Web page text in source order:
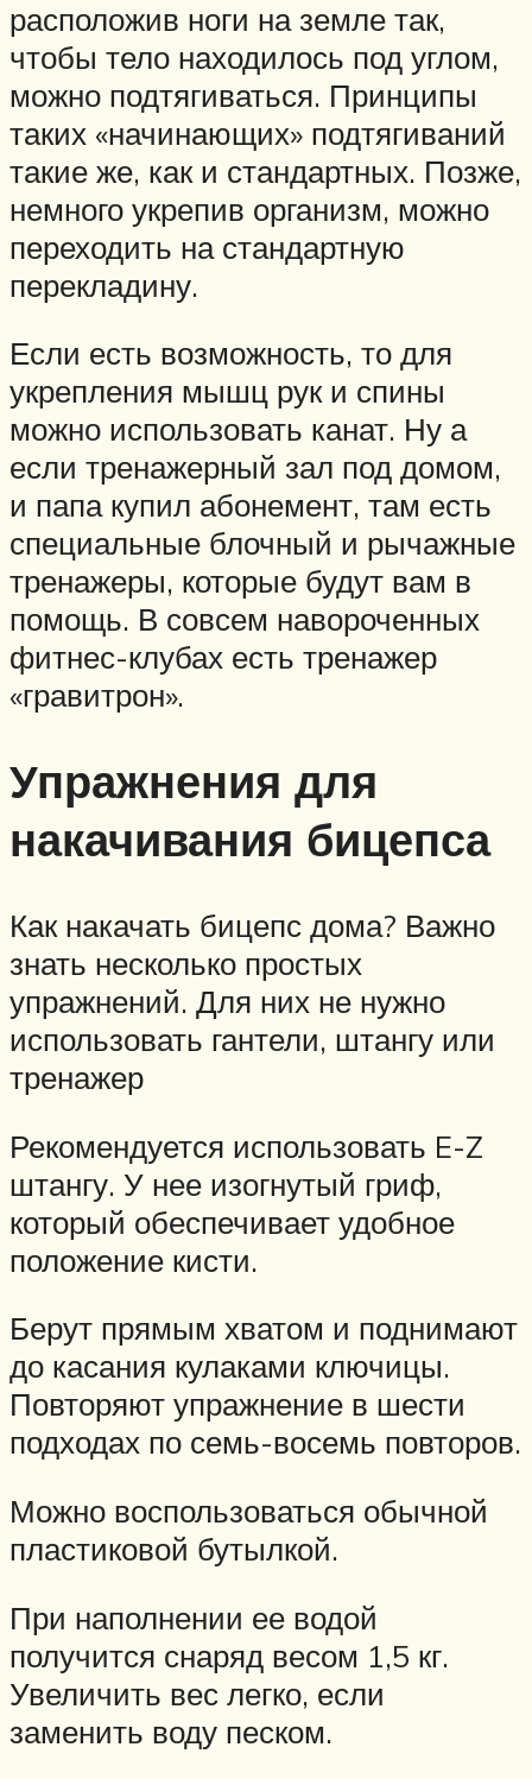
расположив ноги на земле так,
чтобы тело находилось под углом,
можно подтягиваться. Принципы
таких «начинающих» подтягиваний
такие же, как и стандартных. Позже,
немного укрепив организм, можно
переходить на стандартную
перекладину.
Если есть возможность, то для
укрепления мышц рук и спины
можно использовать канат. Ну а
если тренажерный зал под домом,
и папа купил абонемент, там есть
специальные блочный и рычажные
тренажеры, которые будут вам в
помощь. В совсем навороченных
фитнес-клубах есть тренажер
«гравитрон».
Упражнения для
накачивания бицепса
Как накачать бицепс дома? Важно
знать несколько простых
упражнений. Для них не нужно
использовать гантели, штангу или
тренажер
Рекомендуется использовать E-Z
штангу. У нее изогнутый гриф,
который обеспечивает удобное
положение кисти.
Берут прямым хватом и поднимают
до касания кулаками ключицы.
Повторяют упражнение в шести
подходах по семь-восемь повторов.
Можно воспользоваться обычной
пластиковой бутылкой.
При наполнении ее водой
получится снаряд весом 1,5 кг.
Увеличить вес легко, если
заменить воду песком.